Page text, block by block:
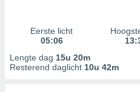
Eerste licht
05:06
Lengte dag 15u 20m
Resterend daglicht 10u 42m